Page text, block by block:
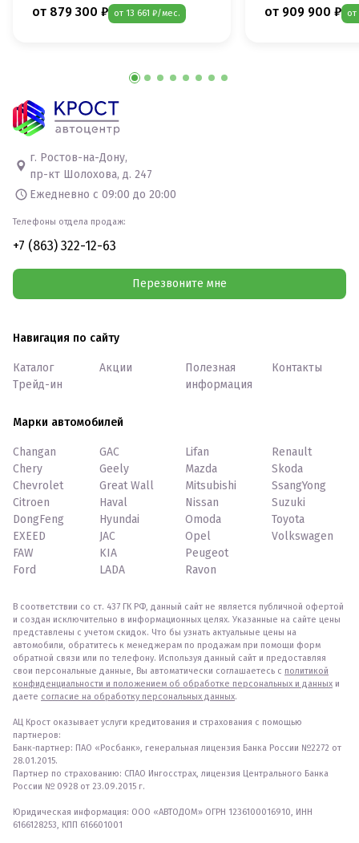
от 879 300 ₽ от 13 661 ₽/мес. от 909 900 ₽
г. Ростов-на-Дону,
пр-кт Шолохова, д. 247
Ежедневно с 09:00 до 20:00
Телефоны отдела продаж:
+7 (863) 322-12-63
Перезвоните мне
Навигация по сайту
Каталог
Трейд-ин
Акции
Полезная
информация
Контакты
Марки автомобилей
Changan
Chery
Chevrolet
Citroen
DongFeng
EXEED
FAW
Ford
GAC
Geely
Great Wall
Haval
Hyundai
JAC
KIA
LADA
Lifan
Mazda
Mitsubishi
Nissan
Omoda
Opel
Peugeot
Ravon
Renault
Skoda
SsangYong
Suzuki
Toyota
Volkswagen
В соответствии со ст. 437 ГК РФ, данный сайт не является публичной офертой
и создан исключительно в информационных целях. Указанные на сайте цены
представлены с учетом скидок. Что бы узнать актуальные цены на
автомобили, обратитесь к менеджерам по продажам при помощи форм
обратной связи или по телефону. Используя данный сайт и предоставляя
свои персональные данные, Вы автоматически соглашаетесь с политикой
конфиденциальности и положением об обработке персональных и данных и
даете согласие на обработку персональных данных.
АЦ Крост оказывает услуги кредитования и страхования с помощью
партнеров:
Банк-партнер: ПАО «Росбанк», генеральная лицензия Банка России №2272 от
28.01.2015.
Партнер по страхованию: СПАО Ингосстрах, лицензия Центрального Банка
России № 0928 от 23.09.2015 г.
Юридическая информация: ООО «АВТОДОМ» ОГРН 1236100016910, ИНН
6166128253, КПП 616601001